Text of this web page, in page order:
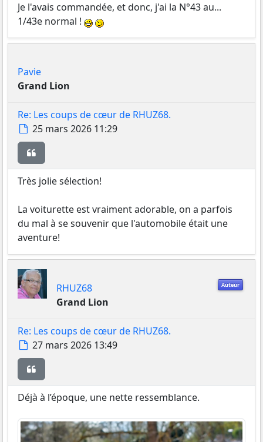
Je l'avais commandée, et donc, j'ai la N°43 au...
1/43e normal !
Pavie
Grand Lion
Re: Les coups de cœur de RHUZ68.
Message
25 mars 2026 11:29
Très jolie sélection!
La voiturette est vraiment adorable, on a parfois
du mal à se souvenir que l'automobile était une
aventure!
Auteur
RHUZ68
Grand Lion
Re: Les coups de cœur de RHUZ68.
Message
27 mars 2026 13:49
Déjà à l’époque, une nette ressemblance.